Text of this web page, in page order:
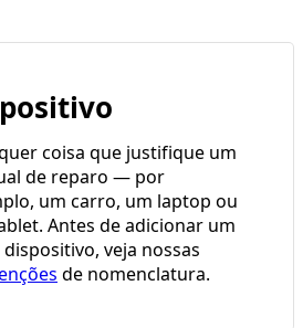
coisa que justifique um
de reparo — por
um carro, um laptop ou
Antes de adicionar um
veja nossas
de nomenclatura.